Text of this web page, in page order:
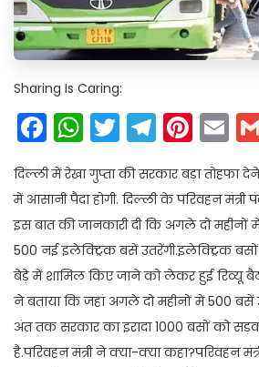
Sharing Is Caring:
Facebook
WhatsApp
Twitter
दिल्ली में रेखा गुप्ता की सरकार बड़ा तोहफा
में आसानी पैदा होगी. दिल्ली के परिवहन
इस बात की जानकारी दी कि अगले दो महीनों
500 नई इलेक्ट्रिक बसें उतरेंगी.इलेक्ट्रिक
बेड़े में शामिल किए जाने को लेकर हुई रिव्यू
ने बताया कि जहां अगले दो महीनों में 500
अंत तक सरकार का इरादा 1000 बसों को
है.परिवहन मंत्री ने क्या-क्या कहा?परिवहन